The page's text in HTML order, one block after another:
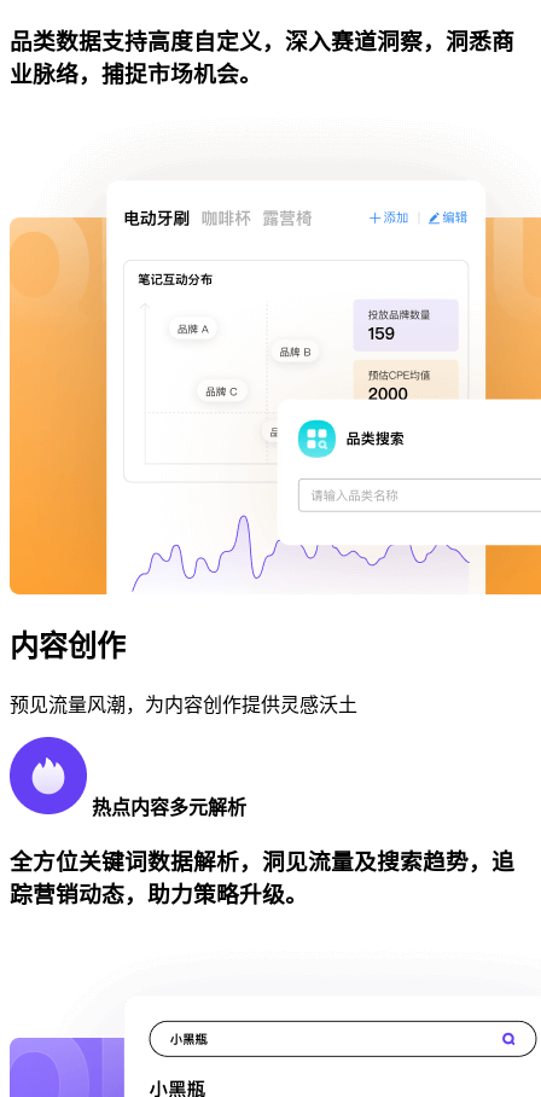
品类数据支持高度自定义，深入赛道洞察，洞悉商
业脉络，捕捉市场机会。
内容创作
预见流量风潮，为内容创作提供灵感沃土
热点内容多元解析
全方位关键词数据解析，洞见流量及搜索趋势，追
踪营销动态，助力策略升级。